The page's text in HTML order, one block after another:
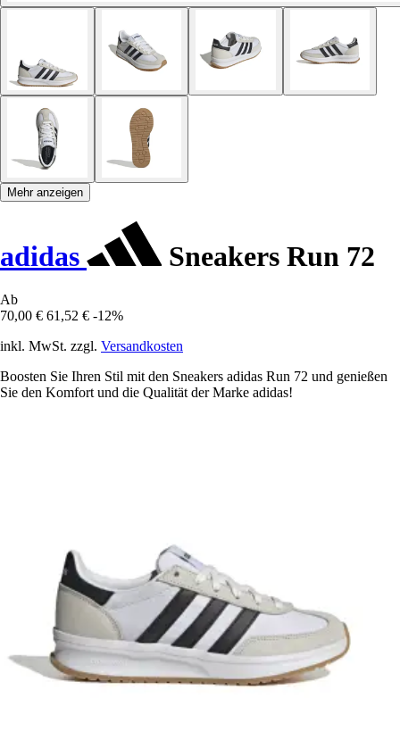
Mehr anzeigen
adidas Sneakers Run 72
Ab
70,00 € 61,52 € -12%
inkl. MwSt. zzgl. Versandkosten
Boosten Sie Ihren Stil mit den Sneakers adidas Run 72 und genießen
Sie den Komfort und die Qualität der Marke adidas!